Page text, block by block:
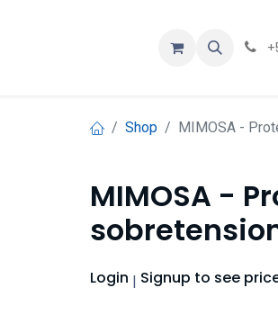
Shop MIMOSA -
MIMOSA -
Login | Signup to see